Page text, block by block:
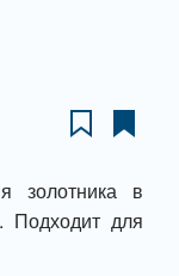
золотника в
Подходит для